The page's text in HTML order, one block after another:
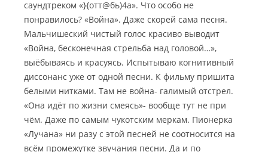
саундтреком «}{отт@бь)4а». Что особо не
понравилось? «Война». Даже скорей сама песня.
Мальчишеский чистый голос красиво выводит
«Война, бесконечная стрельба над головой…»,
выёбываясь и красуясь. Испытываю когнитивный
диссонанс уже от одной песни. К фильму пришита
белыми нитками. Там не война- галимый отстрел.
«Она идёт по жизни смеясь»- вообще тут не при
чём. Даже по самым чукотским меркам. Пионерка
«Лучана» ни разу с этой песней не соотносится на
всём промежутке звучания песни. Да и по